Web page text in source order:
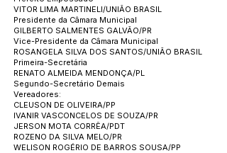
VITOR LIMA MARTINELI/UNIÃO BRASIL
Presidente da Câmara Municipal
GILBERTO SALMENTES GALVÃO/PR
Vice-Presidente da Câmara Municipal
ROSANGELA SILVA DOS SANTOS/UNIÃO BRASIL
Primeira-Secretária
RENATO ALMEIDA MENDONÇA/PL
Segundo-Secretário Demais
Vereadores:
CLEUSON DE OLIVEIRA/PP
IVANIR VASCONCELOS DE SOUZA/PR
JERSON MOTA CORRÊA/PDT
ROZENO DA SILVA MELO/PR
WELISON ROGÉRIO DE BARROS SOUSA/PP